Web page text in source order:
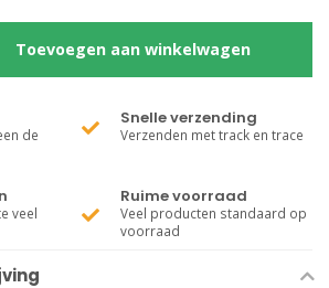
Toevoegen aan winkelwagen
de
Snelle verzending
Verzenden met track en trace
veel
Ruime voorraad
Veel producten standaard op
voorraad